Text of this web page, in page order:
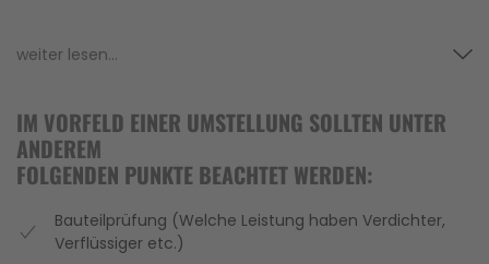
weiter lesen...
IM VORFELD EINER UMSTELLUNG SOLLTEN UNTER
ANDEREM
FOLGENDEN PUNKTE BEACHTET WERDEN:
Bauteilprüfung (Welche Leistung haben Verdichter,
Verflüssiger etc.)